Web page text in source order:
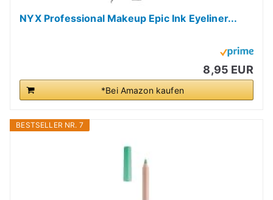
NYX Professional Makeup Epic Ink Eyeliner...
8,95 EUR
*Bei Amazon kaufen
BESTSELLER NR. 7